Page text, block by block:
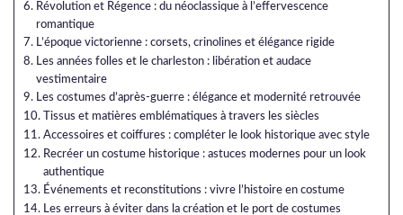
Révolution et Régence : du néoclassique à l’effervescence
romantique
L’époque victorienne : corsets, crinolines et élégance rigide
Les années folles et le charleston : libération et audace
vestimentaire
Les costumes d’après-guerre : élégance et modernité retrouvée
Tissus et matières emblématiques à travers les siècles
Accessoires et coiffures : compléter le look historique avec style
Recréer un costume historique : astuces modernes pour un look
authentique
Événements et reconstitutions : vivre l’histoire en costume
Les erreurs à éviter dans la création et le port de costumes